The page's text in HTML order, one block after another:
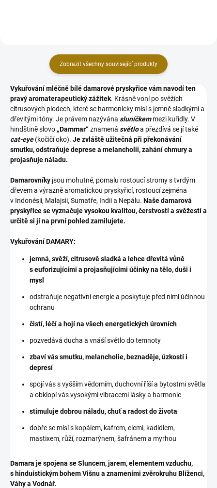
Zobrazit všechny související produkty
Vykuřování mléčně bílé damarové pryskyřice vám navodí ten
pravý aromaterapeutický zážitek. Krásně voní po svěžích
citrusových plodech, které se harmonicky mísí s jemně sladkými a
dřevitými tóny. Je právem nazývána sluníčkemmezi kuřidly. V
hindštině slovo „Dammar“znamená světloa přezdívá se jí také
cat-eye(kočičí oko). Je zvláště užitečná při překonávání
smutku, odstraňuje deprese a melancholii, zahání chmury a
projasňuje náladu.
Damarovníky jsou mohutné, pomalu rostoucí stromy s tvrdým
dřevem a výrazně aromatickou pryskyřicí, rostoucí zejména
v Indonésii, Malajsii, Sumatře, Indii a Nepálu. Naše damarová
pryskyřice se vyznačuje vysokou kvalitou, čerstvostí a svěžestí a
určitě si jí na první pohled zamilujete.
Vykuřování DAMARY:
jemná, svěží, citrusově sladká a lehce dřevitá vůně
s euforizujícími a projasňujícími účinky na tělo, duši i
mysl
odstraňuje negativní energie a poskytuje před nimi účinnou
ochranu
čistí, léčí a hojí na všech energetických úrovních
pozvedává ducha a vnáší světlo do temnoty
zbaví vás smutku, melancholie, beznaděje, úzkostí i
depresí
spojí vás s vyšším vědomím, duchovní říší a bytostmi světla
a obklopí vás vysokými vibracemi lásky a harmonie
stimuluje dobrou náladu, chuť a radost do života
dobře se mísí s kopálem, kafrem, elemi, kadidlem,
mastixem, růží, rozmarýnem, šafránem a myrhou
Damara je spojena se Sluncem, jarem, elementem vzduchu,
s hinduistickým bohem Višnu a znameními zvěrokruhu Blíženci,
Váhy a Vodnář.